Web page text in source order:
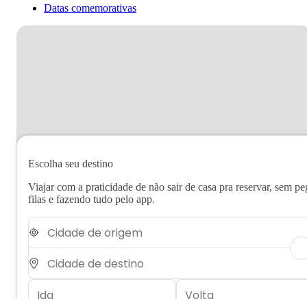
Datas comemorativas
Escolha seu destino
Viajar com a praticidade de não sair de casa pra reservar, sem
filas e fazendo tudo pelo app.